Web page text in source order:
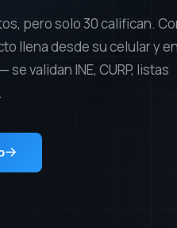
pero solo 30 califican.
llena desde su celular y en
validan INE, CURP, listas